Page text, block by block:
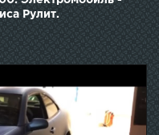
Рулит.